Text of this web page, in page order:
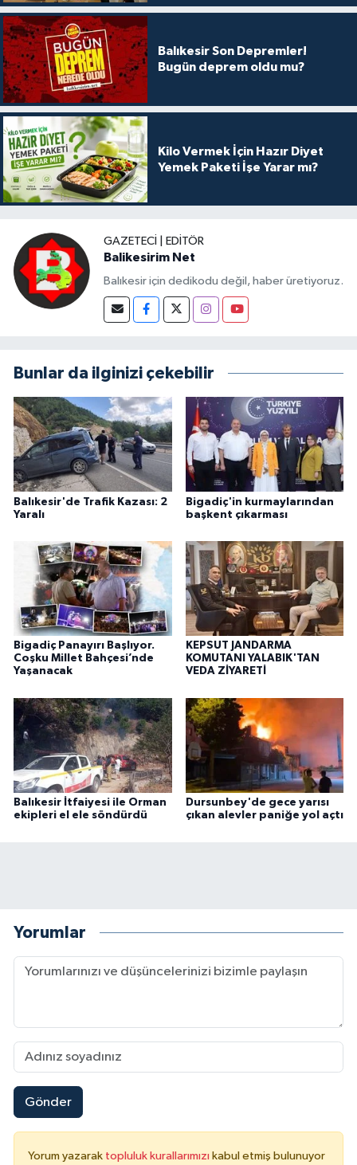
Balıkesir Son Depremler!
Bugün deprem oldu mu?
Kilo Vermek İçin Hazır Diyet
Yemek Paketi İşe Yarar mı?
GAZETECI | EDITÖR
Balikesirim Net
Balıkesir için dedikodu değil, haber üretiyoruz.
Bunlar da ilginizi çekebilir
Balıkesir'de Trafik Kazası: 2
Yaralı
Bigadiç'in kurmaylarından
başkent çıkarması
Bigadiç Panayırı Başlıyor.
Coşku Millet Bahçesi’nde
Yaşanacak
KEPSUT JANDARMA
KOMUTANI YALABIK'TAN
VEDA ZİYARETİ
Balıkesir İtfaiyesi ile Orman
ekipleri el ele söndürdü
Dursunbey'de gece yarısı
çıkan alevler paniğe yol açtı
Yorumlar
Gönder
Yorum yazarak topluluk kurallarımızı kabul etmiş bulunuyor